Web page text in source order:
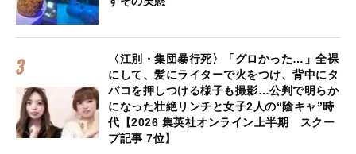
〈江別・集団暴行死〉「グロかった…」全裸
にして、髪にライターで火をつけ、背中にタ
バコを押しつける様子も撮影…公判で明らか
になった壮絶リンチと女子2人の“陰キャ”時
代【2026 集英社オンライン上半期 スクー
プ記事 7位】